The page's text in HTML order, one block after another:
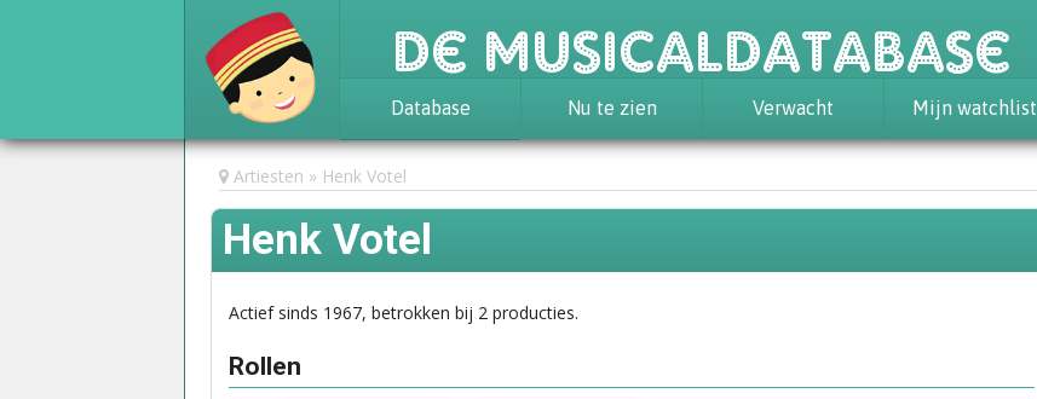
De Musicaldatabase
Database
Achtergrond
Awards
Statistieken
Nu te zien Verwacht Mijn watchlist
Artiesten Henk Votel
Henk Votel
Actief sinds 1967, betrokken bij 2 producties.
Rollen